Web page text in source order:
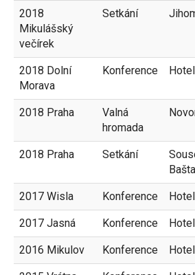
2018
Mikulášský
večírek
Setkání
2018 Dolní
Morava
Konference
2018 Praha
Valná
hromada
2018 Praha Setkání
2017 Wisla Konference
2017 Jasná Konference
2016 Mikulov Konference